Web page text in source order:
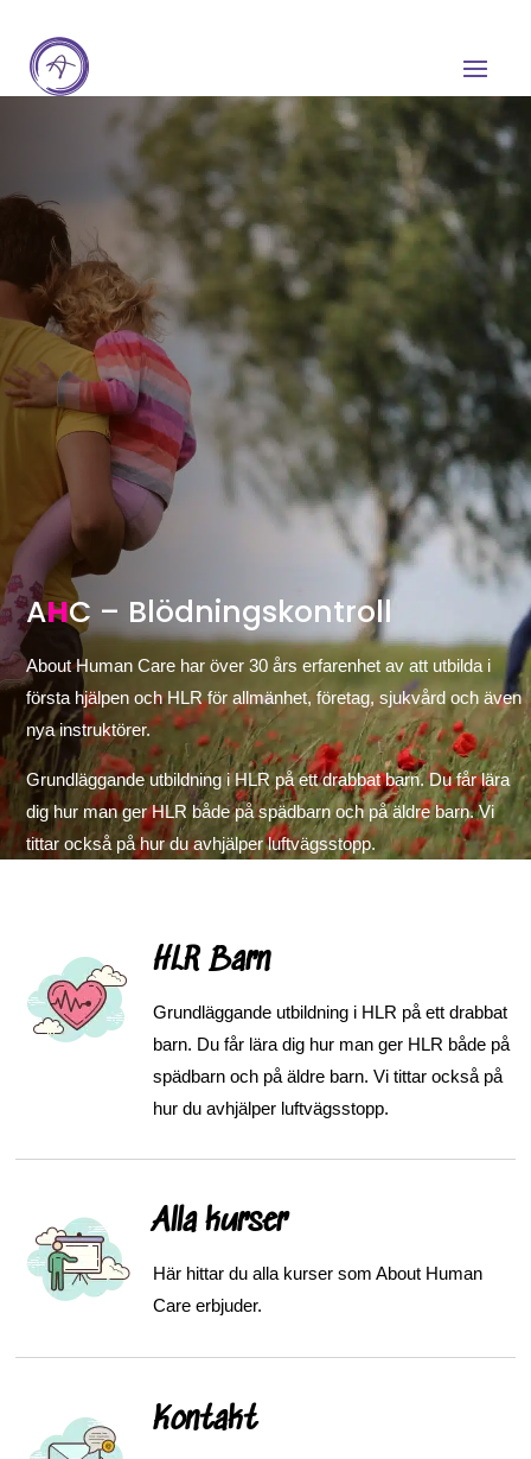
AHC – Blödningskontroll
About Human Care har över 30 års erfarenhet av att utbilda i
första hjälpen och HLR för allmänhet, företag, sjukvård och även
nya instruktörer.
Grundläggande utbildning i HLR på ett drabbat barn. Du får lära
dig hur man ger HLR både på spädbarn och på äldre barn. Vi
tittar också på hur du avhjälper luftvägsstopp.
HLR Barn
Grundläggande utbildning i HLR på ett drabbat
barn. Du får lära dig hur man ger HLR både på
spädbarn och på äldre barn. Vi tittar också på
hur du avhjälper luftvägsstopp.
Alla kurser
Här hittar du alla kurser som About Human
Care erbjuder.
Kontakt